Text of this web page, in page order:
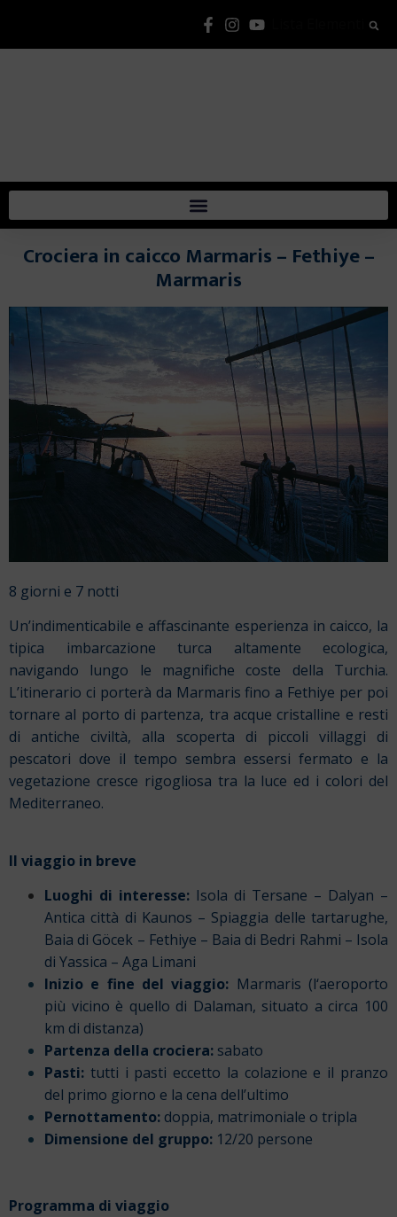
Crociera in caicco Marmaris – Fethiye –
Marmaris
8 giorni e 7 notti
Un’indimenticabile e affascinante esperienza in caicco, la
tipica imbarcazione turca altamente ecologica,
navigando lungo le magnifiche coste della Turchia.
L’itinerario ci porterà da Marmaris fino a Fethiye per poi
tornare al porto di partenza, tra acque cristalline e resti
di antiche civiltà, alla scoperta di piccoli villaggi di
pescatori dove il tempo sembra essersi fermato e la
vegetazione cresce rigogliosa tra la luce ed i colori del
Mediterraneo.
Il viaggio in breve
Luoghi di interesse: Isola di Tersane – Dalyan –
Antica città di Kaunos – Spiaggia delle tartarughe,
Baia di Göcek – Fethiye – Baia di Bedri Rahmi – Isola
di Yassica – Aga Limani
Inizio e fine del viaggio: Marmaris (l‘aeroporto
più vicino è quello di Dalaman, situato a circa 100
km di distanza)
Partenza della crociera: sabato
Pasti: tutti i pasti eccetto la colazione e il pranzo
del primo giorno e la cena dell’ultimo
Pernottamento: doppia, matrimoniale o tripla
Dimensione del gruppo: 12/20 persone
Programma di viaggio